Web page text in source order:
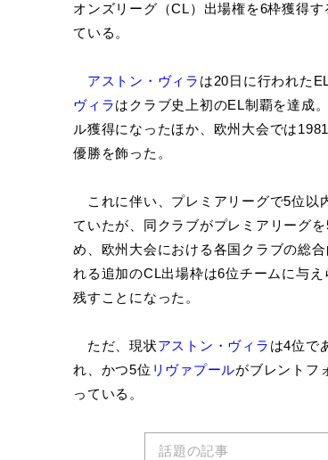
オンズリーグ（CL）出場権を6枠獲得
ている。
アストン・ヴィラ は20日に行われた
ヴィラはクラブ史上初のEL制覇を達成
ル獲得になったほか、欧州大会では
優勝を飾った。
これに伴い、プレミアリーグで5位以
ていたが、同クラブがプレミアリーグ
め、欧州大会における各国クラブの総
れる追加のCL出場枠は6位チームに与
残すことになった。
ただ、現状アストン・ヴィラ は4位で
れ、かつ5位 リヴァプールがブレントフ
っている。
話題の記事